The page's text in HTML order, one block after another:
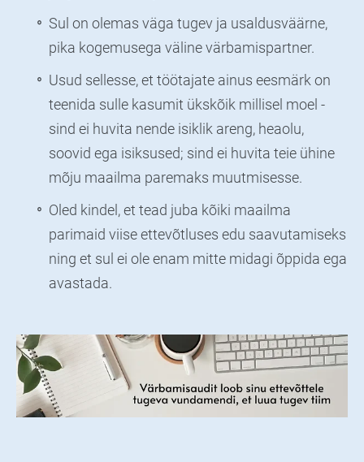
Sul on olemas väga tugev ja usaldusväärne,
pika kogemusega väline värbamispartner.
Usud sellesse, et töötajate ainus eesmärk on
teenida sulle kasumit ükskõik millisel moel -
sind ei huvita nende isiklik areng, heaolu,
soovid ega isiksused; sind ei huvita teie ühine
mõju maailma paremaks muutmisesse.
Oled kindel, et tead juba kõiki maailma
parimaid viise ettevõtluses edu saavutamiseks
ning et sul ei ole enam mitte midagi õppida ega
avastada.